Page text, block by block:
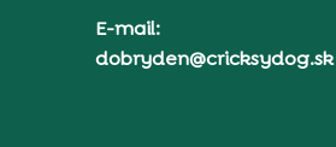
E-mail:
dobryden@cricksydog.sk